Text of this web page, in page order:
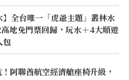
】全台唯一「虎爺主題」叢林水
地免門票回歸，玩水＋4大順遊
包
阿聯酋航空經濟艙座椅升級，